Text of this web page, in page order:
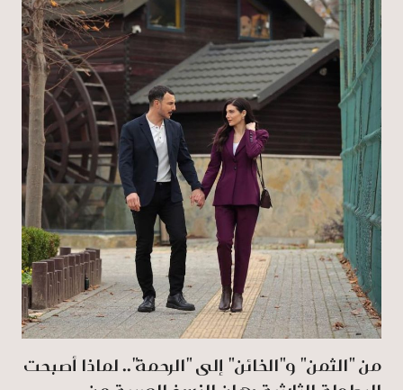
من "الثمن" و"الخائن" إلى "الرحمة".. لماذا أصبحت